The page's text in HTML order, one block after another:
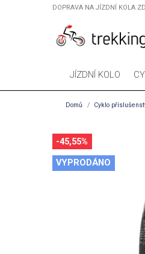
DOPRAVA NA JÍZDNÍ KOLA
JÍZDNÍ KOLO
Domů Cyklo
-45,55%
VYPRODÁNO